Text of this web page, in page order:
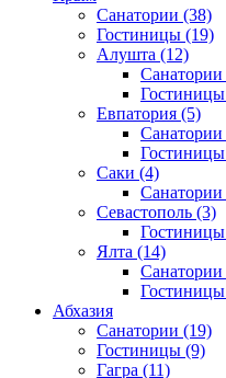
Санатории (38)
Гостиницы (19)
Алушта (12)
Санатории
Гостиницы
Евпатория (5)
Санатории
Гостиницы
Саки (4)
Санатории
Севастополь (3)
Гостиницы
Ялта (14)
Санатории
Гостиницы
Абхазия
Санатории (19)
Гостиницы (9)
Гагра (11)